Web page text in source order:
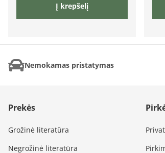
Į krepšelį
Nemokamas pristatymas
Prekės
Grožinė literatūra
Negrožinė literatūra